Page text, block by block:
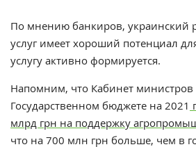
По мнению банкиров, украинский
услуг имеет хороший потенциал
услугу активно формируется.
Напомним, что Кабинет
Государственном бюджете на 2021
млрд грн на поддержку
что на 700 млн грн больше, чем в